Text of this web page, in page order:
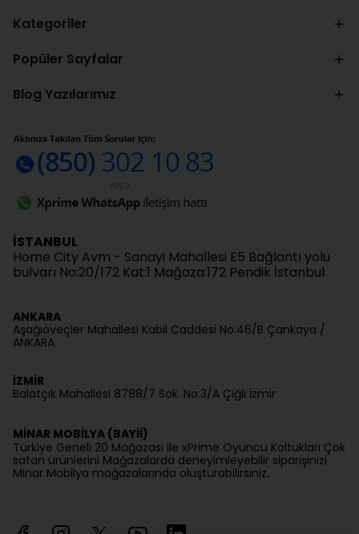
Kategoriler
Popüler Sayfalar
Blog Yazılarımız
İSTANBUL
Home City Avm - Sanayi Mahallesi E5 Bağlantı yolu
bulvarı No:20/172 Kat:1 Mağaza:172 Pendik İstanbul
ANKARA
Aşağıöveçler Mahallesi Kabil Caddesi No:46/B Çankaya /
ANKARA
İZMİR
Balatçık Mahallesi 8788/7 Sok. No:3/A Çiğli İzmir
MİNAR MOBİLYA (BAYİİ)
Türkiye Geneli 20 Mağazası ile xPrime Oyuncu Koltukları Çok
satan ürünlerini Mağazalarda deneyimleyebilir siparişinizi
Minar Mobilya mağazalarında oluşturabilirsiniz.